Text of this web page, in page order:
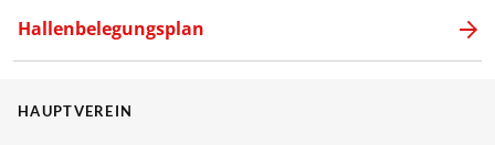
Hallenbelegungsplan
HAUPTVEREIN